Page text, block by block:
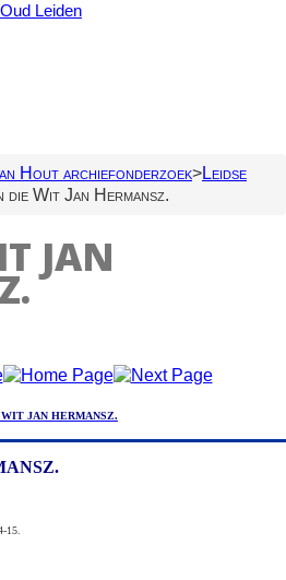
Hout archiefonderzoek
Leidse
die Wit Jan Hermansz.
JAN
JAN HERMANSZ.
15.